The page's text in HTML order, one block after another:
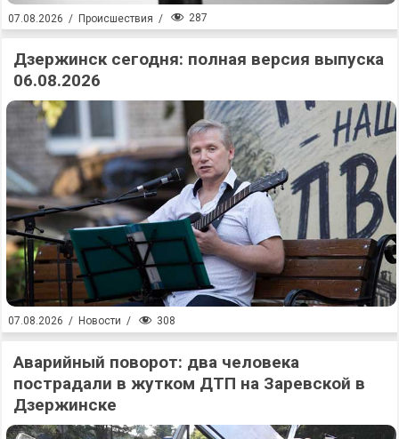
07.08.2026 / Происшествия / 287
Дзержинск сегодня: полная версия выпуска
06.08.2026
07.08.2026 / Новости / 308
Аварийный поворот: два человека
пострадали в жутком ДТП на Заревской в
Дзержинске